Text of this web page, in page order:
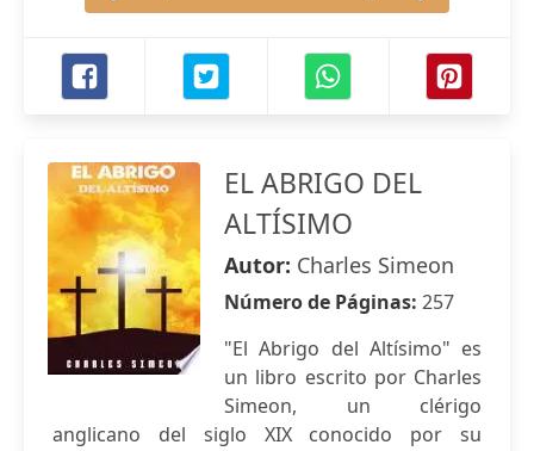
EL ABRIGO DEL
ALTÍSIMO
Autor: Charles Simeon
Número de Páginas: 257
"El Abrigo del Altísimo" es
un libro escrito por Charles
Simeon, un clérigo
anglicano del siglo XIX conocido por su